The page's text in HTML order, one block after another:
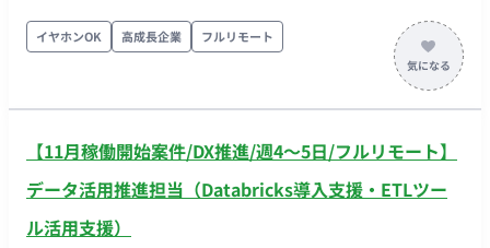
解析、コンテンツ企画・制作、オフライン施策など多岐にわた
るマーケティング施策の実行およびディレクションを行ってい
守運用 ■働き方 ・ 稼働量：週4日〜（32H/週〜） ・ リモート稼
イヤホンOK 高成長企業 フルリモート
【11月稼働開始案件/DX推進/週4〜5日/フルリモート】
データ活用推進担当（Databricks導入支援・ETLツー
ル活用支援）